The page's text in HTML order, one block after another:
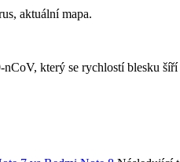
aktuální mapa.
který se rychlostí blesku šíří